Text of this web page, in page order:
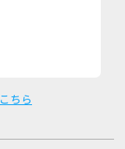
こちら